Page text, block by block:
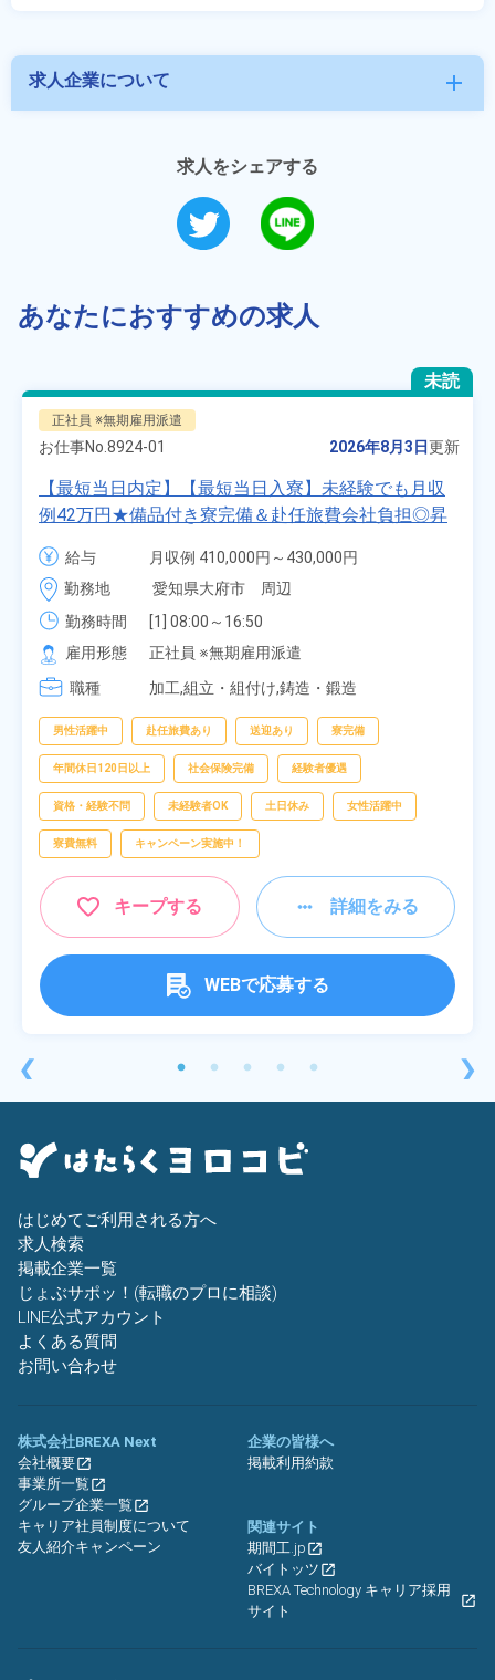
求人企業について add
求人をシェアする
あなたにおすすめの求人
❮
未読
正社員 ※無期雇用派遣
お仕事No. 8924-01 2026年8月3日更新
【最短当日内定】【最短当日入寮】未経験でも月収
例42万円★備品付き寮完備＆赴任旅費会社負担◎昇
給・業績賞与あり！組立や塗装など自動車製造の各
種作業！《愛知県大府市》
給与
月収例 410,000円～430,000円
月給 277,000円～277,000円
勤務地
愛知県大府市　周辺
勤務時間
[1] 08:00～16:50
[2] 06:25～15:10
[3] 17:05～01:50
雇用形態
正社員 ※無期雇用派遣
職種
加工,組立・組付け,鋳造・鍛造
男性活躍中 赴任旅費あり 送迎あり 寮完備
年間休日120日以上 社会保険完備 経験者優遇
資格・経験不問 未経験者OK 土日休み 女性活躍中
寮費無料 キャンペーン実施中！
キープする 詳細をみる
WEBで応募する
❯
はじめてご利用される方へ
求人検索
掲載企業一覧
じょぶサポッ！(転職のプロに相談)
LINE公式アカウント
よくある質問
お問い合わせ
株式会社BREXA Next
会社概要
事業所一覧
グループ企業一覧
キャリア社員制度について
友人紹介キャンペーン
企業の皆様へ
掲載利用約款
関連サイト
期間工.jp
バイトッツ
BREXA Technology キャリア採用
サイト